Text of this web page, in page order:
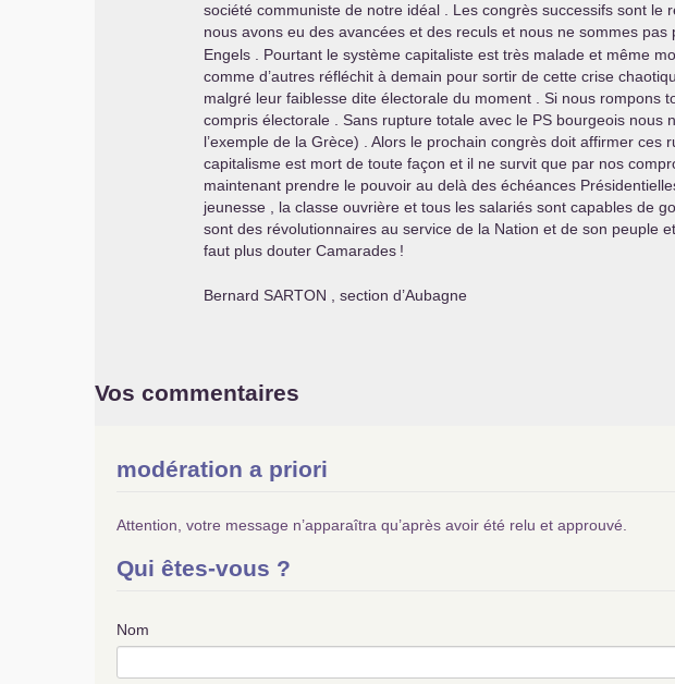
société communiste de notre idéal . Les congrès successifs sont
nous avons eu des avancées et des reculs et nous ne sommes pas
Engels . Pourtant le système capitaliste est très malade et même
comme d’autres réfléchit à demain pour sortir de cette crise
malgré leur faiblesse dite électorale du moment . Si nous rompons
compris électorale . Sans rupture totale avec le PS bourgeois nous
l’exemple de la Grèce) . Alors le prochain congrès doit affirmer
capitalisme est mort de toute façon et il ne survit que par nos
maintenant prendre le pouvoir au delà des échéances
jeunesse , la classe ouvrière et tous les salariés sont capables de
sont des révolutionnaires au service de la Nation et de son peuple
faut plus douter Camarades !
Bernard SARTON , section d’Aubagne
Vos commentaires
modération a priori
Attention, votre message n’apparaîtra qu’après avoir été relu et approuvé.
Qui êtes-vous ?
Nom